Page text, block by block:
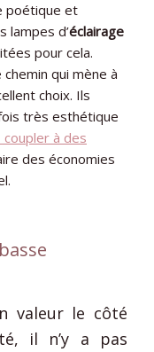
poétique et
lampes d’éclairage
pour cela.
qui mène à
choix. Ils
très esthétique
coupler à des
des économies
valeur le côté
il n’y a pas